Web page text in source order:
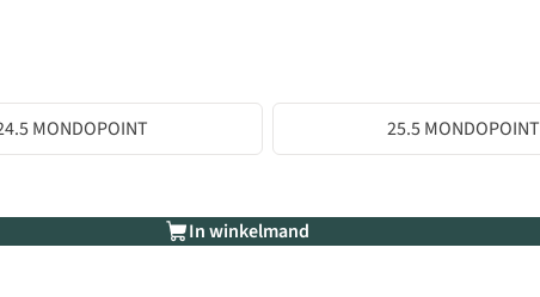
MONDOPOINT 25.5 MONDOPOINT
In winkelmand